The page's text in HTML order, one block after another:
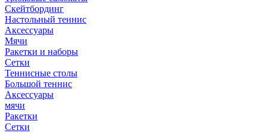
Скейтбординг
Настольный теннис
Аксессуары
Мячи
Ракетки и наборы
Сетки
Теннисные столы
Большой теннис
Аксессуары
мячи
Ракетки
Сетки